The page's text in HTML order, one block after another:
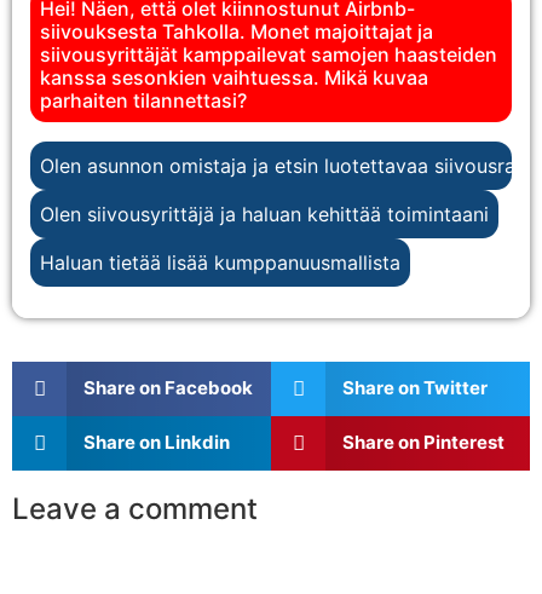
Hei! Näen, että olet kiinnostunut Airbnb-
siivouksesta Tahkolla. Monet majoittajat ja
siivousyrittäjät kamppailevat samojen haasteiden
kanssa sesonkien vaihtuessa. Mikä kuvaa
parhaiten tilannettasi?
Olen asunnon omistaja ja etsin luotettavaa
Olen siivousyrittäjä ja haluan kehittää toimintaani
Haluan tietää lisää kumppanuusmallista
Share on Facebook Share on Twitter
Share on Linkdin Share on Pinterest
Leave a comment